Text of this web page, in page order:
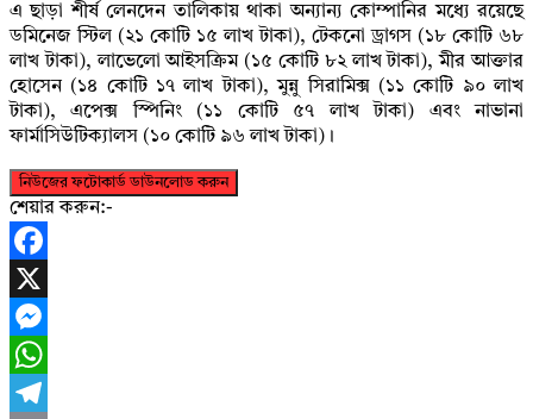
এ ছাড়া শীর্ষ লেনদেন তালিকায় থাকা অন্যান্য কোম্পানির মধ্যে রয়েছে
ডমিনেজ স্টিল (২১ কোটি ১৫ লাখ টাকা), টেকনো ড্রাগস (১৮ কোটি ৬৮
লাখ টাকা), লাভেলো আইসক্রিম (১৫ কোটি ৮২ লাখ টাকা), মীর আক্তার
হোসেন (১৪ কোটি ১৭ লাখ টাকা), মুন্নু সিরামিক্স (১১ কোটি ৯০ লাখ
টাকা), এপেক্স স্পিনিং (১১ কোটি ৫৭ লাখ টাকা) এবং নাভানা
ফার্মাসিউটিক্যালস (১০ কোটি ৯৬ লাখ টাকা)।
নিউজের ফটোকার্ড ডাউনলোড করুন
শেয়ার করুন:-
Facebook
X
Messenger
WhatsApp